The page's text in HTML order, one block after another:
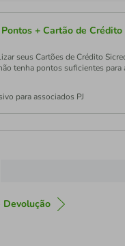
+ Cartão de Crédito
seus Cartões de Crédito
tenha pontos suficientes para
para associados PJ
Devolução